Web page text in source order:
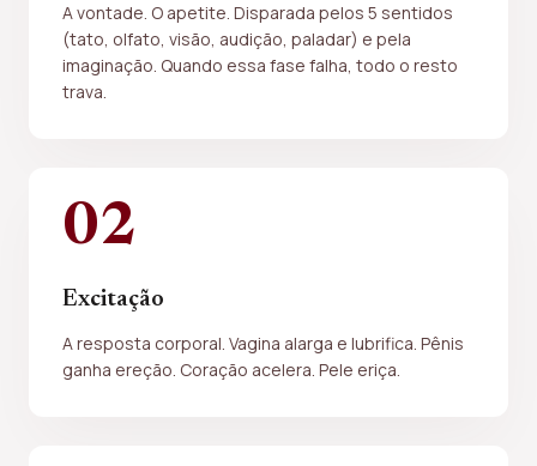
A vontade. O apetite. Disparada pelos 5 sentidos
(tato, olfato, visão, audição, paladar) e pela
imaginação. Quando essa fase falha, todo o resto
trava.
02
Excitação
A resposta corporal. Vagina alarga e lubrifica. Pênis
ganha ereção. Coração acelera. Pele eriça.